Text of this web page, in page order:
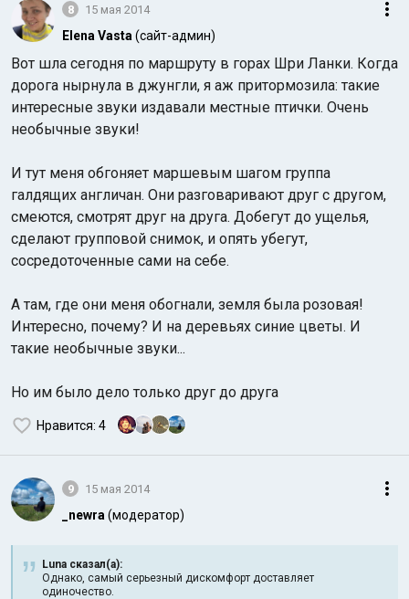
8 15 мая 2014
Elena Vasta (сайт-админ)
Вот шла сегодня по маршруту в горах Шри Ланки. Когда
дорога нырнула в джунгли, я аж притормозила: такие
интересные звуки издавали местные птички. Очень
необычные звуки!
И тут меня обгоняет маршевым шагом группа
галдящих англичан. Они разговаривают друг с другом,
смеются, смотрят друг на друга. Добегут до ущелья,
сделают групповой снимок, и опять убегут,
сосредоточенные сами на себе.
А там, где они меня обогнали, земля была розовая!
Интересно, почему? И на деревьях синие цветы. И
такие необычные звуки...
Но им было дело только друг до друга
Нравится: 4
9 15 мая 2014
_newra (модератор)
Luna сказал(а):
Однако, самый серьезный дискомфорт доставляет
одиночество.